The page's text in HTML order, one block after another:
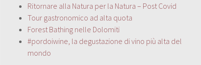
Ritornare alla Natura per la Natura – Post Covid
Tour gastronomico ad alta quota
Forest Bathing nelle Dolomiti
#pordoiwine, la degustazione di vino più alta del
mondo